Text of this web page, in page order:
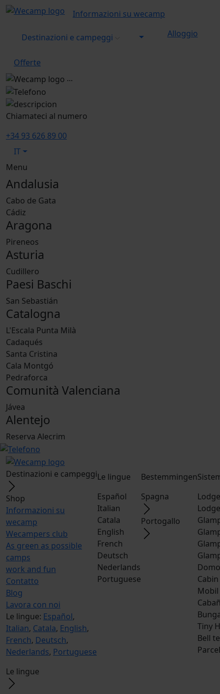
Informazioni su wecamp
Destinazioni e campeggi Alloggio
Offerte
...
Chiamateci al numero
+34 93 626 89 00
IT
Menu
Andalusia
Cabo de Gata
Cádiz
Aragona
Pireneos
Asturia
Cudillero
Paesi Baschi
San Sebastián
Catalogna
L'Escala Punta Milà
Cadaqués
Santa Cristina
Cala Montgó
Pedraforca
Comunità Valenciana
Jávea
Alentejo
Reserva Alecrim
Destinazioni e campeggi
Shop
Informazioni su
wecamp
Wecampers club
As green as possible
camps
work and fun
Contatto
Blog
Lavora con noi
Le lingue: Español,
Italian, Catala, English,
French, Deutsch,
Nederlands, Portuguese
Le lingue
Le lingue
Español
Italian
Catala
English
French
Deutsch
Nederlands
Portuguese
Bestemmingen
Spagna
Portogallo
Domo
Mobil
Tiny
Bell